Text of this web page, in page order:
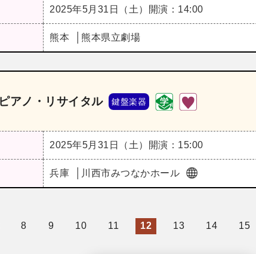
2025年5月31日（土） 開演：14:00
熊本 熊本県立劇場
アノ・リサイタル 鍵盤楽器
2025年5月31日（土） 開演：15:00
兵庫 川西市みつなかホール
8 9 10 11 12 13 14 15